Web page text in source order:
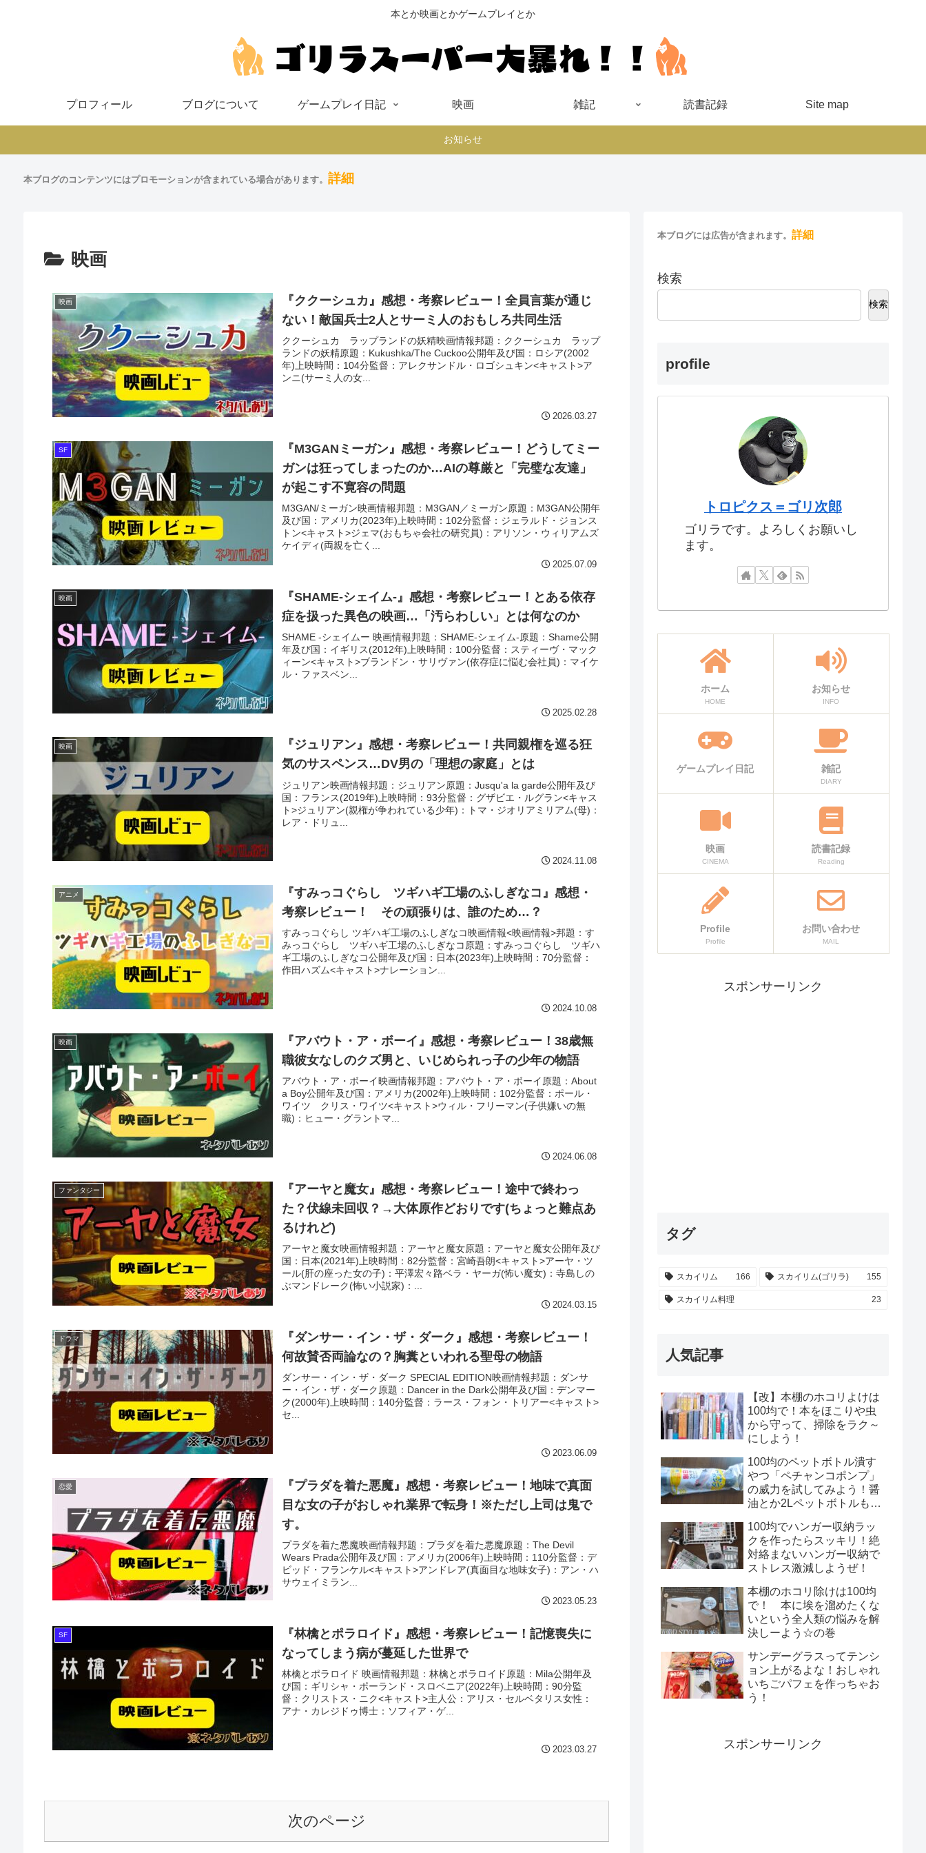
本とか映画とかゲームプレイとか
プロフィール ブログについて ゲームプレイ日記 映画 雑記 読書記録 Site map
お知らせ
本ブログのコンテンツにはプロモーションが含まれている場合があります。 詳細
映画
映画
『ククーシュカ』感想・考察レビュー！全員言葉が通じ
ない！敵国兵士2人とサーミ人のおもしろ共同生活
ククーシュカ ラップランドの妖精映画情報邦題：ククーシュカ ラップ
ランドの妖精原題：Kukushka/The Cuckoo公開年及び国：ロシア(2002
年)上映時間：104分監督：アレクサンドル・ロゴシュキン<キャスト>ア
ンニ(サーミ人の女...
2026.03.27
SF
『M3GANミーガン』感想・考察レビュー！どうしてミー
ガンは狂ってしまったのか…AIの尊厳と「完璧な友達」
が起こす不寛容の問題
M3GAN/ミーガン映画情報邦題：M3GAN／ミーガン原題：M3GAN公開年
及び国：アメリカ(2023年)上映時間：102分監督：ジェラルド・ジョンス
トン<キャスト>ジェマ(おもちゃ会社の研究員)：アリソン・ウィリアムズ
ケイディ(両親を亡く...
2025.07.09
映画
『SHAME-シェイム-』感想・考察レビュー！とある依存
症を扱った異色の映画…「汚らわしい」とは何なのか
SHAME -シェイムー 映画情報邦題：SHAME-シェイム-原題：Shame公開
年及び国：イギリス(2012年)上映時間：100分監督：スティーヴ・マック
ィーン<キャスト>ブランドン・サリヴァン(依存症に悩む会社員)：マイケ
ル・ファスベン...
2025.02.28
映画
『ジュリアン』感想・考察レビュー！共同親権を巡る狂
気のサスペンス…DV男の「理想の家庭」とは
ジュリアン映画情報邦題：ジュリアン原題：Jusqu'a la garde公開年及び
国：フランス(2019年)上映時間：93分監督：グザビエ・ルグラン<キャス
ト>ジュリアン(親権が争われている少年)：トマ・ジオリアミリアム(母)：
レア・ドリュ...
2024.11.08
アニメ
『すみっコぐらし ツギハギ工場のふしぎなコ』感想・
考察レビュー！ その頑張りは、誰のため…？
すみっコぐらし ツギハギ工場のふしぎなコ映画情報<映画情報>邦題：す
みっコぐらし ツギハギ工場のふしぎなコ原題：すみっコぐらし ツギハ
ギ工場のふしぎなコ公開年及び国：日本(2023年)上映時間：70分監督：
作田ハズム<キャスト>ナレーション...
2024.10.08
映画
『アバウト・ア・ボーイ』感想・考察レビュー！38歳無
職彼女なしのクズ男と、いじめられっ子の少年の物語
アバウト・ア・ボーイ映画情報邦題：アバウト・ア・ボーイ原題：About
a Boy公開年及び国：アメリカ(2002年)上映時間：102分監督：ポール・
ワイツ クリス・ワイツ<キャスト>ウィル・フリーマン(子供嫌いの無
職)：ヒュー・グラントマ...
2024.06.08
ファンタジー
『アーヤと魔女』感想・考察レビュー！途中で終わっ
た？伏線未回収？→大体原作どおりです(ちょっと難点あ
るけれど)
アーヤと魔女映画情報邦題：アーヤと魔女原題：アーヤと魔女公開年及び
国：日本(2021年)上映時間：82分監督：宮崎吾朗<キャスト>アーヤ・ツ
ール(肝の座った女の子)：平澤宏々路ベラ・ヤーガ(怖い魔女)：寺島しの
ぶマンドレーク(怖い小説家)：...
2024.03.15
ドラマ
『ダンサー・イン・ザ・ダーク』感想・考察レビュー！
何故賛否両論なの？胸糞といわれる聖母の物語
ダンサー・イン・ザ・ダーク SPECIAL EDITION映画情報邦題：ダンサ
ー・イン・ザ・ダーク原題：Dancer in the Dark公開年及び国：デンマー
ク(2000年)上映時間：140分監督：ラース・フォン・トリアー<キャスト>
セ...
2023.06.09
恋愛
『プラダを着た悪魔』感想・考察レビュー！地味で真面
目な女の子がおしゃれ業界で転身！※ただし上司は鬼で
す。
プラダを着た悪魔映画情報邦題：プラダを着た悪魔原題：The Devil
Wears Prada公開年及び国：アメリカ(2006年)上映時間：110分監督：デ
ビッド・フランケル<キャスト>アンドレア(真面目な地味女子)：アン・ハ
サウェイミラン...
2023.05.23
SF
『林檎とポラロイド』感想・考察レビュー！記憶喪失に
なってしまう病が蔓延した世界で
林檎とポラロイド 映画情報邦題：林檎とポラロイド原題：Mila公開年及
び国：ギリシャ・ポーランド・スロベニア(2022年)上映時間：90分監
督：クリストス・ニク<キャスト>主人公：アリス・セルベタリス女性：
アナ・カレジドゥ博士：ソフィア・ゲ...
2023.03.27
次のページ
本ブログには広告が含まれます。 詳細
検索
検索
profile
トロピクス＝ゴリ次郎
ゴリラです。よろしくお願いし
ます。
ホーム
HOME
お知らせ
INFO
ゲームプレイ日記 雑記
DIARY
映画
CINEMA
読書記録
Reading
Profile
Profile
お問い合わせ
MAIL
スポンサーリンク
タグ
スカイリム 166 スカイリム(ゴリラ) 155
スカイリム料理 23
人気記事
【改】本棚のホコリよけは
100均で！本をほこりや虫
から守って、掃除をラク～
にしよう！
100均のペットボトル潰す
やつ「ペチャンコポンプ」
の威力を試してみよう！醤
油とか2Lペットボトルもい
100均でハンガー収納ラッ
クを作ったらスッキリ！絶
対絡まないハンガー収納で
ストレス激減しようぜ！
本棚のホコリ除けは100均
で！ 本に埃を溜めたくな
いという全人類の悩みを解
決しーよう☆の巻
サンデーグラスってテンシ
ョン上がるよな！おしゃれ
いちごパフェを作っちゃお
う！
スポンサーリンク